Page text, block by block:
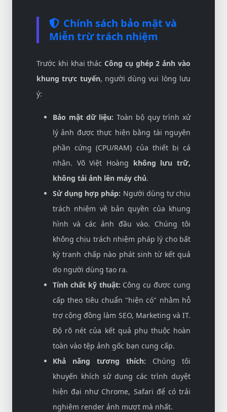
Chính sách bảo mật và
Miễn trừ trách nhiệm
Trước khi khai thácCông cụ ghép 2 ảnh vào
khung trực tuyến, người dùng vui lòng lưu
ý:
Bảo mật dữ liệu: Toàn bộ quy trình xử
lý ảnh được thực hiện bằng tài nguyên
phần cứng (CPU/RAM) của thiết bị cá
nhân. Võ Việt Hoàng không lưu trữ,
không tải ảnh lên máy chủ.
Sử dụng hợp pháp: Người dùng tự chịu
trách nhiệm về bản quyền của khung
hình và các ảnh đầu vào. Chúng tôi
không chịu trách nhiệm pháp lý cho bất
kỳ tranh chấp nào phát sinh từ kết quả
do người dùng tạo ra.
Tính chất kỹ thuật: Công cụ được cung
cấp theo tiêu chuẩn "hiện có" nhằm hỗ
trợ cộng đồng làm SEO, Marketing và IT.
Độ rõ nét của kết quả phụ thuộc hoàn
toàn vào tệp ảnh gốc bạn cung cấp.
Khả năng tương thích: Chúng tôi
khuyến khích sử dụng các trình duyệt
hiện đại như Chrome, Safari để có trải
nghiệm render ảnh mượt mà nhất.